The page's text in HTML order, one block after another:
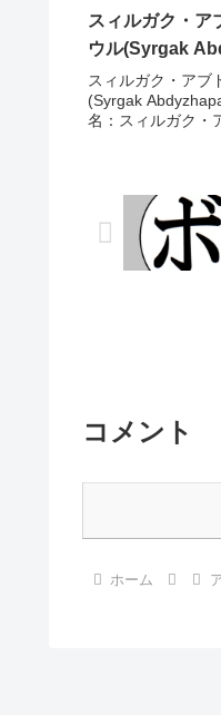
スィルガク・ア
ウル(Syrgak
スィルガク・アブ
(Syrgak
名：スィルガク・
コメント
ホーム